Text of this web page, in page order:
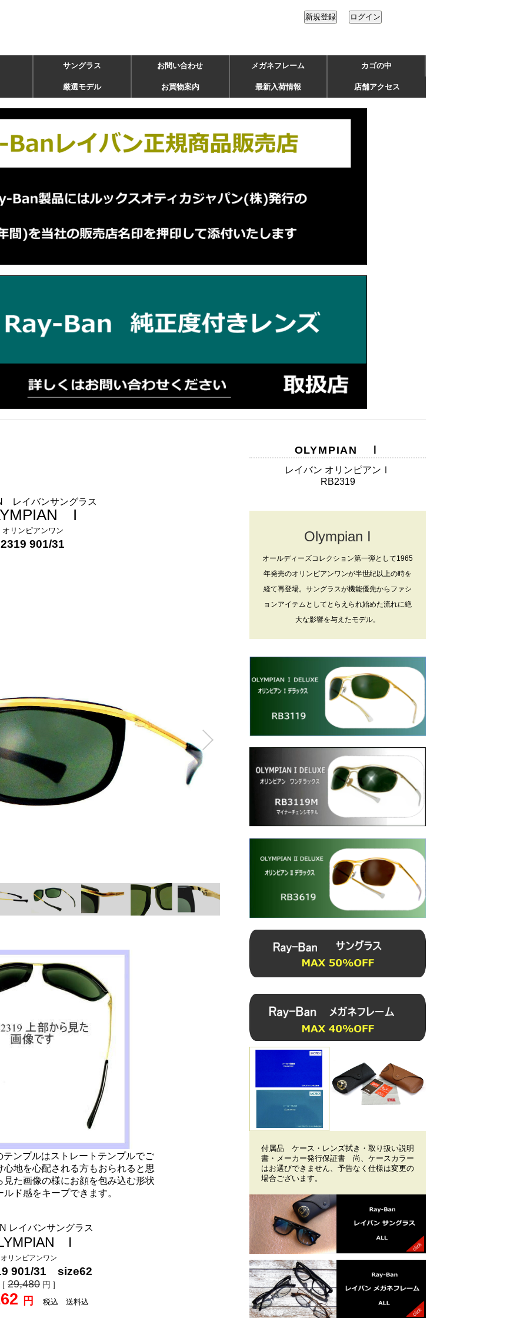
サングラス お問い合わせ メガネフレーム カゴの中
厳選モデル お買物案内 最新入荷情報 店舗アクセス
レイバンサングラス
I
オリンピアンワン
901/31
ンプルはストレートテンプルでご
心地を心配される方もおられると思
見た画像の様にお顔を包み込む形状
ド感をキープできます。
レイバンサングラス
I
オリンピアンワン
901/31 size62
[ 29,480 円 ]
円 税込 送料込
OLYMPIAN Ⅰ
レイバン オリンピアンⅠ
RB2319
Olympian I
オールディーズコレクション第一弾として1965
年発売のオリンピアンワンが半世紀以上の時を
経て再登場。サングラスが機能優先からファシ
ョンアイテムとしてとらえられ始めた流れに絶
大な影響を与えたモデル。
付属品 ケース・レンズ拭き・取り扱い説明
書・メーカー発行保証書 尚、ケースカラー
はお選びできません、予告なく仕様は変更の
場合ございます。